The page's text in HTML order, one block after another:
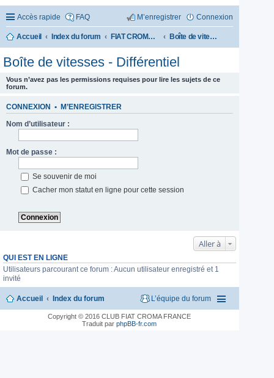
Accès rapide FAQ Connexion
M’enregistrer
Accueil Index du forum FIAT CROMA 1985-1996 Boîte de vitesses - Différentiel
Boîte de vitesses - Différentiel
Vous n’avez pas les permissions requises pour lire les sujets de ce
forum.
CONNEXION • M’ENREGISTRER
Nom d’utilisateur :
Mot de passe :
Se souvenir de moi
Cacher mon statut en ligne pour cette session
Aller à
QUI EST EN LIGNE
Utilisateurs parcourant ce forum : Aucun utilisateur enregistré et 1
invité
Accueil Index du forum L’équipe du forum
Copyright © 2016 CLUB FIAT CROMA FRANCE
Traduit parphpBB-fr.com